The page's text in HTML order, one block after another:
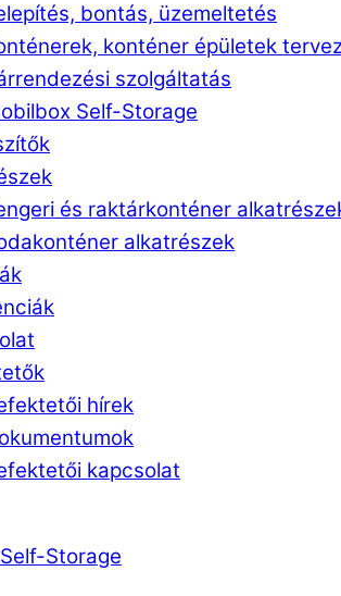
bontás, üzemeltetés
konténer épületek
szolgáltatás
Self-Storage
és raktárkonténer
alkatrészek
hírek
kapcsolat
Storage